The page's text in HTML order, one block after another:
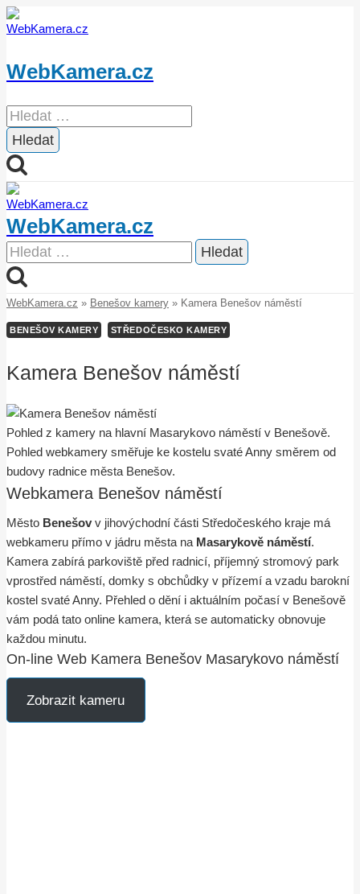
Přeskočit
na
WebKamera.cz
Vyhledávání
WebKamera.cz
Vyhledávání
WebKamera.cz » Benešov kamery » Kamera Benešov náměstí
BENEŠOV KAMERY STŘEDOČESKO KAMERY
Kamera Benešov náměstí
Pohled z kamery na hlavní Masarykovo náměstí v Benešově.
Pohled webkamery směřuje ke kostelu svaté Anny směrem od
budovy radnice města Benešov.
Webkamera Benešov náměstí
Město Benešov v jihovýchodní části Středočeského kraje má
webkameru přímo v jádru města na Masarykově náměstí.
Kamera zabírá parkoviště před radnicí, příjemný stromový park
vprostřed náměstí, domky s obchůdky v přízemí a vzadu barokní
kostel svaté Anny. Přehled o dění i aktuálním počasí v Benešově
vám podá tato online kamera, která se automaticky obnovuje
každou minutu.
On-line Web Kamera Benešov Masarykovo náměstí
Zobrazit kameru